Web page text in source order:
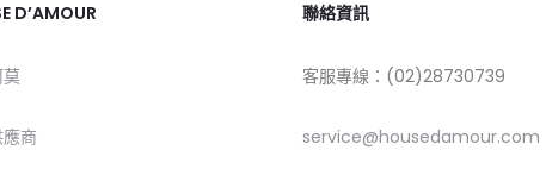
D’AMOUR
商
聯絡資訊
客服專線：(02)28730739
service@housedamour.com